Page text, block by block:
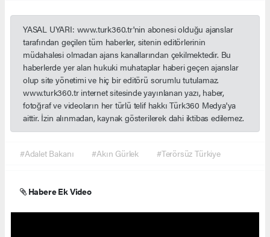
YASAL UYARI: www.turk360.tr'nin abonesi olduğu ajanslar
tarafından geçilen tüm haberler, sitenin editörlerinin
müdahalesi olmadan ajans kanallarından çekilmektedir. Bu
haberlerde yer alan hukuki muhataplar haberi geçen ajanslar
olup site yönetimi ve hiç bir editörü sorumlu tutulamaz.
www.turk360.tr internet sitesinde yayınlanan yazı, haber,
fotoğraf ve videoların her türlü telif hakkı Türk360 Medya'ya
aittir. İzin alınmadan, kaynak gösterilerek dahi iktibas edilemez.
#Adalet Bakanı #Akın Gürlek #Terörsüz Türkiye
Habere Ek Video